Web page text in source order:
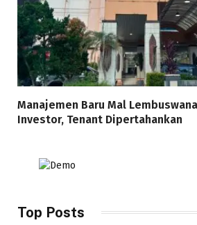
Manajemen Baru Mal
Investor, Tenant Dipertahankan
Top Posts